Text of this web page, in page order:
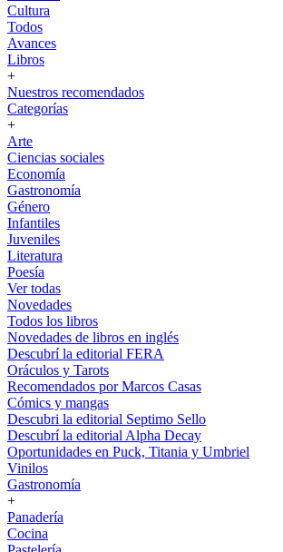
Cultura
Todos
Avances
Libros
+
Nuestros recomendados
Categorías
+
Arte
Ciencias sociales
Economía
Gastronomía
Género
Infantiles
Juveniles
Literatura
Poesía
Ver todas
Novedades
Todos los libros
Novedades de libros en inglés
Descubrí la editorial FERA
Oráculos y Tarots
Recomendados por Marcos Casas
Cómics y mangas
Descubri la editorial Septimo Sello
Descubrí la editorial Alpha Decay
Oportunidades en Puck, Titania y Umbriel
Vinilos
Gastronomía
+
Panadería
Cocina